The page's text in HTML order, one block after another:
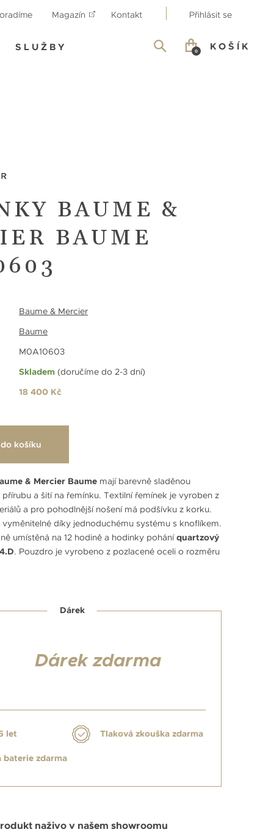
Magazín Kontakt Přihlásit se
SLUŽBY KOŠÍK
0
BAUME &
BAUME
Baume & Mercier
Baume
M0A10603
Skladem (doručíme do 2-3 dní)
18 400 Kč
košíku
& Mercier Baume mají barevně sladěnou
a šití na řemínku. Textilní řemínek je vyroben z
a pro pohodlnější nošení má podšívku z korku.
vyměnitelné díky jednoduchému systému s knoflíkem.
umístěná na 12 hodině a hodinky poháníquartzový
. Pouzdro je vyrobeno z pozlacené oceli o rozměru
Dárek
Dárek zdarma
let Tlaková zkouška zdarma
baterie zdarma
naživo v našem showroomu